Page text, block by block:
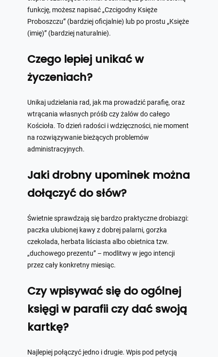
funkcję, możesz napisać „Czcigodny Księże
Proboszczu” (bardziej oficjalnie) lub po prostu „Księże
(imię)” (bardziej naturalnie).
Czego lepiej unikać w
życzeniach?
Unikaj udzielania rad, jak ma prowadzić parafię, oraz
wtrącania własnych próśb czy żalów do całego
Kościoła. To dzień radości i wdzięczności, nie moment
na rozwiązywanie bieżących problemów
administracyjnych.
Jaki drobny upominek można
dołączyć do słów?
Świetnie sprawdzają się bardzo praktyczne drobiazgi:
paczka ulubionej kawy z dobrej palarni, gorzka
czekolada, herbata liściasta albo obietnica tzw.
„duchowego prezentu” – modlitwy w jego intencji
przez cały konkretny miesiąc.
Czy wpisywać się do ogólnej
księgi w parafii czy dać swoją
kartkę?
Najlepiej połączyć jedno i drugie. Wpis pod petycją